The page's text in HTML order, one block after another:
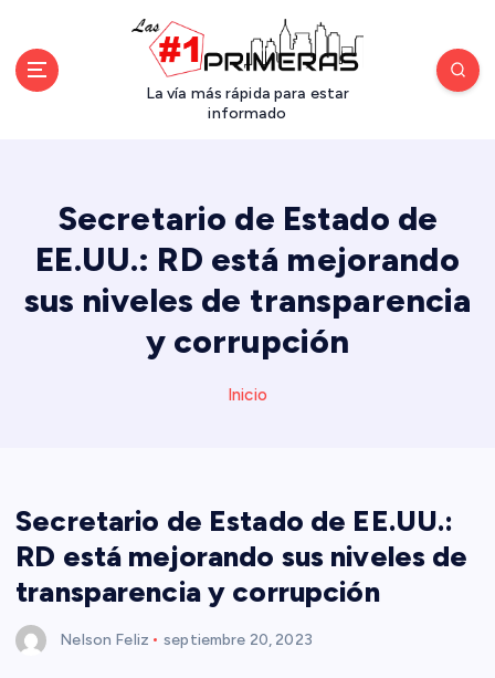
La vía más rápida para estar
informado
Secretario de Estado de
EE.UU.: RD está mejorando
sus niveles de transparencia
y corrupción
Inicio
Secretario de Estado de EE.UU.:
RD está mejorando sus niveles de
transparencia y corrupción
Nelson Feliz septiembre 20, 2023